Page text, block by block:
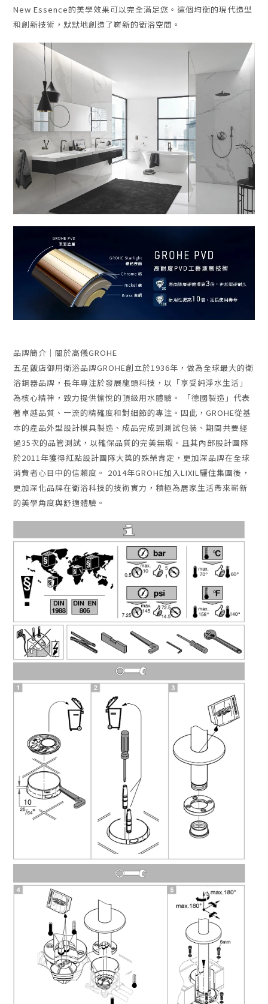
New Essence的美學效果可以完全滿足您。這個均衡的現代造型
和創新技術，默默地創造了嶄新的衛浴空間。
品牌簡介｜關於高儀GROHE
五星飯店御用衛浴品牌GROHE創立於1936年，做為全球最大的衛
浴銅器品牌，長年專注於發展龍頭科技，以「享受純淨水生活」
為核心精神，致力提供愉悅的頂級用水體驗。 「德國製造」代表
著卓越品質、一流的精確度和對細節的專注。因此，GROHE從基
本的產品外型設計模具製造、成品完成到測試包装、期間共要經
過35次的品管測試，以確保品質的完美無瑕。且其內部股計團隊
於2011年獲得紅點設計團隊大獎的殊榮肯定，更加深品牌在全球
消費者心目中的信賴度。 2014年GROHE加入LIXIL驪住集團後，
更加深化品牌在衛浴科技的技術實力，積極為居家生活帶來嶄新
的美學角度與舒適體驗。